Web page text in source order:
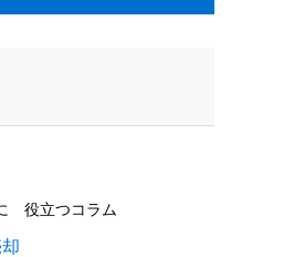
役立つコラム